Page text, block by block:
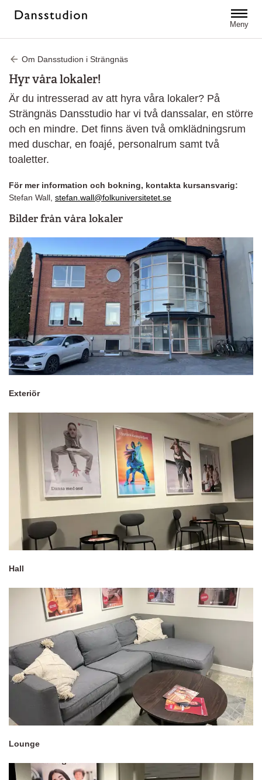
Meny
Om Dansstudion i Strängnäs
Hyr våra lokaler!
Är du intresserad av att hyra våra lokaler? På
Strängnäs Dansstudio har vi två danssalar, en större
och en mindre. Det finns även två omklädningsrum
med duschar, en foajé, personalrum samt två
toaletter.
För mer information och bokning, kontakta kursansvarig:
Stefan Wall, stefan.wall@folkuniversitetet.se
Bilder från våra lokaler
Exteriör
Hall
Lounge